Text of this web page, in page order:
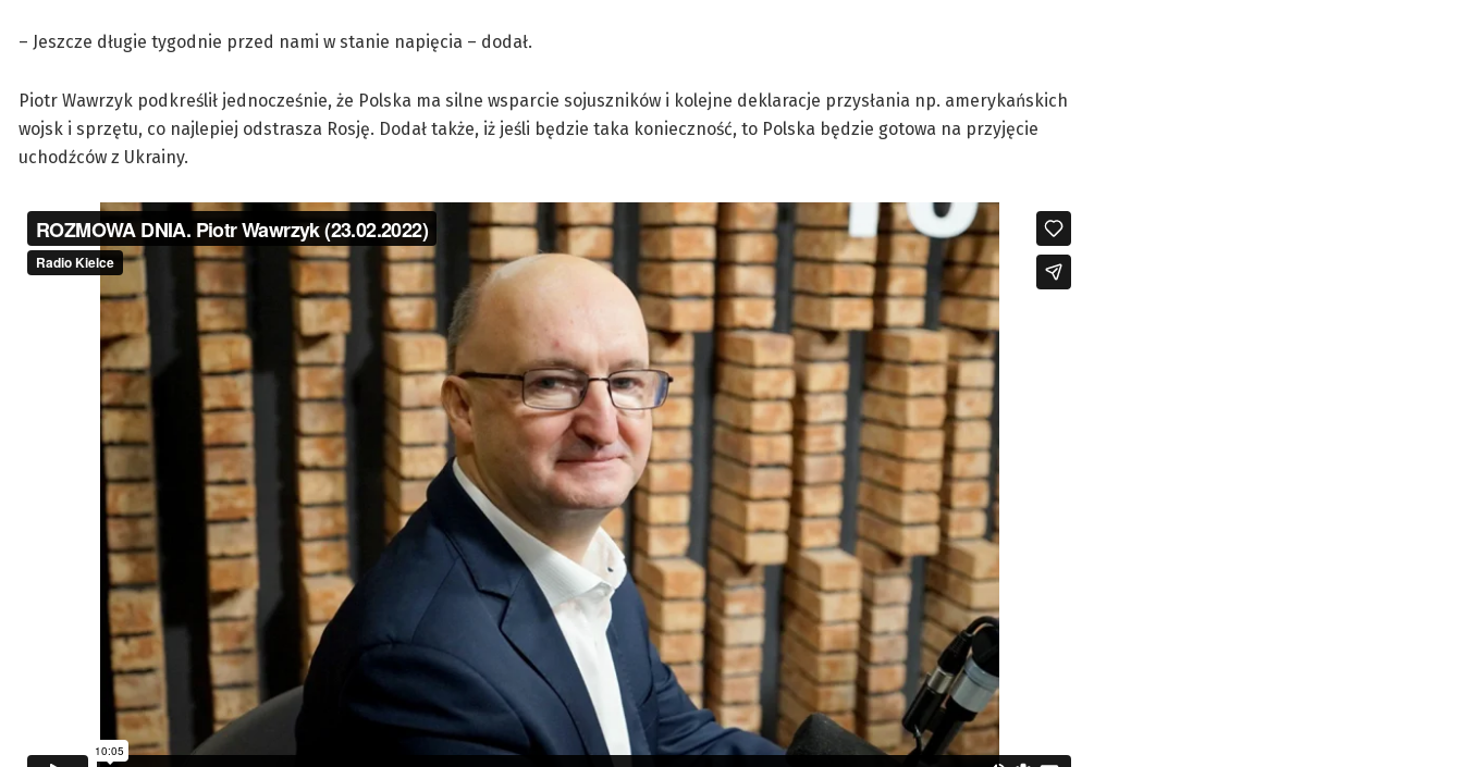
– Jeszcze długie tygodnie przed nami w stanie napięcia – dodał.
Piotr Wawrzyk podkreślił jednocześnie, że Polska ma silne wsparcie sojuszników i kolejne deklaracje przysłania np. amerykańskich
wojsk i sprzętu, co najlepiej odstrasza Rosję. Dodał także, iż jeśli będzie taka konieczność, to Polska będzie gotowa na przyjęcie
uchodźców z Ukrainy.